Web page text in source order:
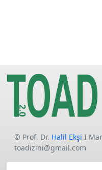
© Prof. Dr. Halil Ekşi I
toadizini@gmail.com